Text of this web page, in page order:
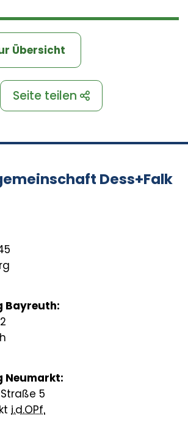
Übersicht
Seite teilen
Dess+Falk
Bayreuth:
Neumarkt:
5
i.d.OPf.